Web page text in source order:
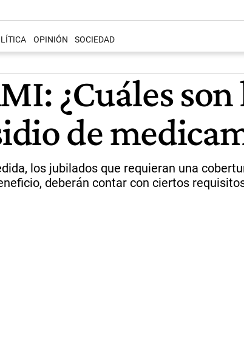
OPINIÓN SOCIEDAD
¿Cuáles
de
los jubilados que requieran una
deberán contar con ciertos